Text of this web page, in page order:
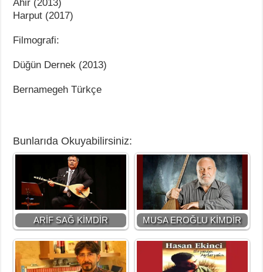
Ahir (2013)
Harput (2017)
Filmografi:
Düğün Dernek (2013)
Bernamegeh Türkçe
Bunlarıda Okuyabilirsiniz:
ARİF SAĞ KİMDİR MUSA EROĞLU KİMDİR